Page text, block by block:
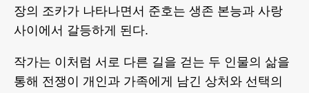
장의 조카가 나타나면서 준호는 생존 본능과 사랑
사이에서 갈등하게 된다.
작가는 이처럼 서로 다른 길을 걷는 두 인물의 삶을
통해 전쟁이 개인과 가족에게 남긴 상처와 선택의